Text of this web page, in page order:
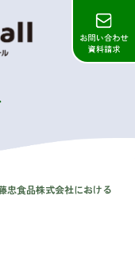
忠食品株式会社における